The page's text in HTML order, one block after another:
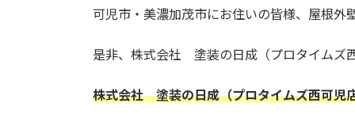
可児市・美濃加茂市にお住いの皆様、屋根外
是非、株式会社 塗装の日成（プロタイムズ
株式会社 塗装の日成（プロタイムズ西可児